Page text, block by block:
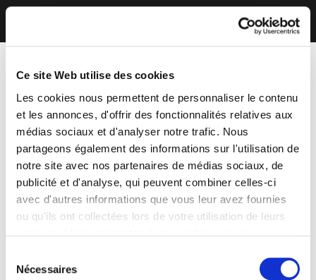
Ce site Web utilise des cookies
Les cookies nous permettent de personnaliser le contenu
et les annonces, d'offrir des fonctionnalités relatives aux
médias sociaux et d'analyser notre trafic. Nous
partageons également des informations sur l'utilisation de
notre site avec nos partenaires de médias sociaux, de
publicité et d'analyse, qui peuvent combiner celles-ci
avec d'autres informations que vous leur avez fournies
ou qu'ils ont collectées lors de votre utilisation de leurs
Nécessaires